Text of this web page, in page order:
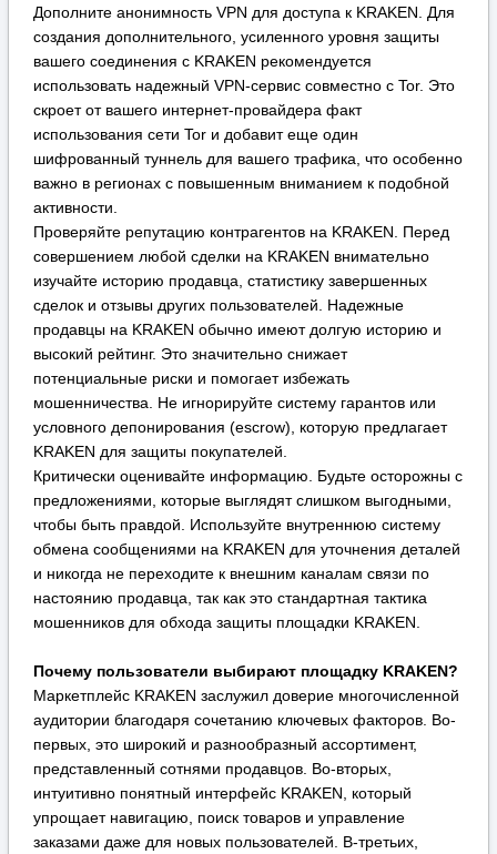
совершением любой сделки на KRAKEN внимательно
изучайте историю продавца, статистику завершенных
сделок и отзывы других пользователей. Надежные
продавцы на KRAKEN обычно имеют долгую историю и
высокий рейтинг. Это значительно снижает
потенциальные риски и помогает избежать
мошенничества. Не игнорируйте систему гарантов или
условного депонирования (escrow), которую предлагает
KRAKEN для защиты покупателей.
Критически оценивайте информацию. Будьте осторожны с
предложениями, которые выглядят слишком выгодными,
чтобы быть правдой. Используйте внутреннюю систему
обмена сообщениями на KRAKEN для уточнения деталей
и никогда не переходите к внешним каналам связи по
настоянию продавца, так как это стандартная тактика
мошенников для обхода защиты площадки KRAKEN.
Почему пользователи выбирают площадку KRAKEN?
Маркетплейс KRAKEN заслужил доверие многочисленной
аудитории благодаря сочетанию ключевых факторов. Во-
первых, это широкий и разнообразный ассортимент,
представленный сотнями продавцов. Во-вторых,
интуитивно понятный интерфейс KRAKEN, который
упрощает навигацию, поиск товаров и управление
заказами даже для новых пользователей. В-третьих,
продуманная система безопасных транзакций,
возможность использования условного депонирования,
что минимизирует риски для обеих сторон сделки. На
KRAKEN функциональность сочетается с внимательным
отношением к безопасности клиентов, что делает процесс
покупок более предсказуемым, защищенным и, как
следствие, популярным среди пользователей, ценящих
анонимность и надежность.